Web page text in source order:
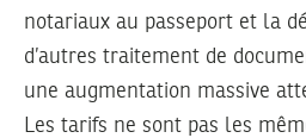
notariaux au passeport et la
d’autres traitement de
une augmentation massive
Les tarifs ne sont pas les